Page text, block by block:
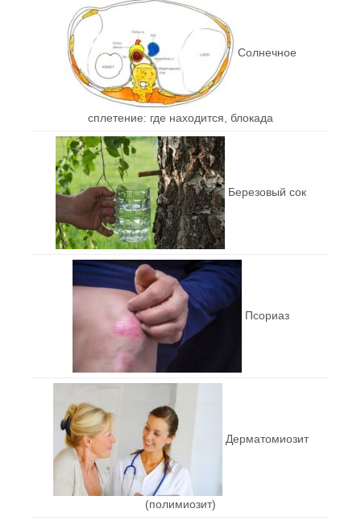
Солнечное
сплетение: где находится, блокада
Березовый сок
Псориаз
Дерматомиозит
(полимиозит)